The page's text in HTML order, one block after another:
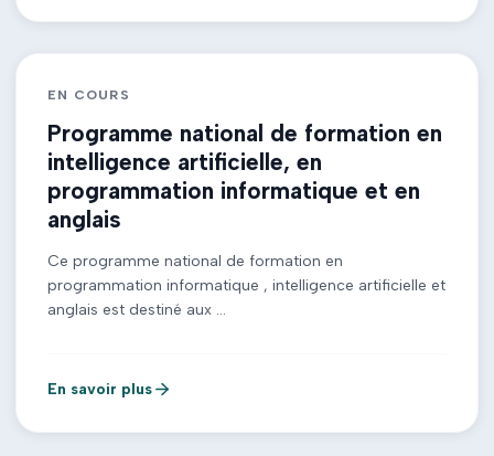
EN COURS
Programme national de formation en
intelligence artificielle, en
programmation informatique et en
anglais
Ce programme national de formation en
programmation informatique , intelligence artificielle et
anglais est destiné aux ...
En savoir plus